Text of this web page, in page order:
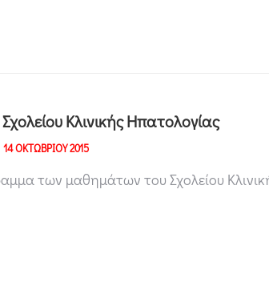
Κλινικής Ηπατολογίας
14 ΟΚΤΩΒΡΙΟΥ 2015
των μαθημάτων του Σχολείου